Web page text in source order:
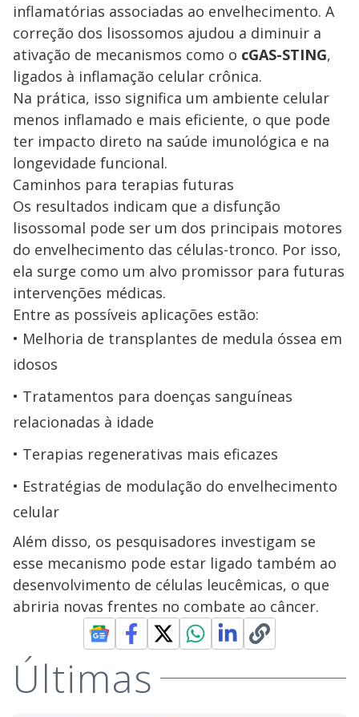
inflamatórias associadas ao envelhecimento. A
correção dos lisossomos ajudou a diminuir a
ativação de mecanismos como o cGAS-STING,
ligados à inflamação celular crônica.
Na prática, isso significa um ambiente celular
menos inflamado e mais eficiente, o que pode
ter impacto direto na saúde imunológica e na
longevidade funcional.
Caminhos para terapias futuras
Os resultados indicam que a disfunção
lisossomal pode ser um dos principais motores
do envelhecimento das células-tronco. Por isso,
ela surge como um alvo promissor para futuras
intervenções médicas.
Entre as possíveis aplicações estão:
Melhoria de transplantes de medula óssea em
idosos
Tratamentos para doenças sanguíneas
relacionadas à idade
Terapias regenerativas mais eficazes
Estratégias de modulação do envelhecimento
celular
Além disso, os pesquisadores investigam se
esse mecanismo pode estar ligado também ao
desenvolvimento de células leucêmicas, o que
abriria novas frentes no combate ao câncer.
Últimas